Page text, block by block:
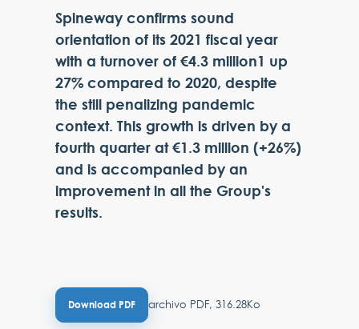
Spineway confirms sound
orientation of its 2021 fiscal year
with a turnover of €4.3 million1 up
27% compared to 2020, despite
the still penalizing pandemic
context. This growth is driven by a
fourth quarter at €1.3 million (+26%)
and is accompanied by an
improvement in all the Group's
results.
Download PDF archivo PDF, 316.28Ko